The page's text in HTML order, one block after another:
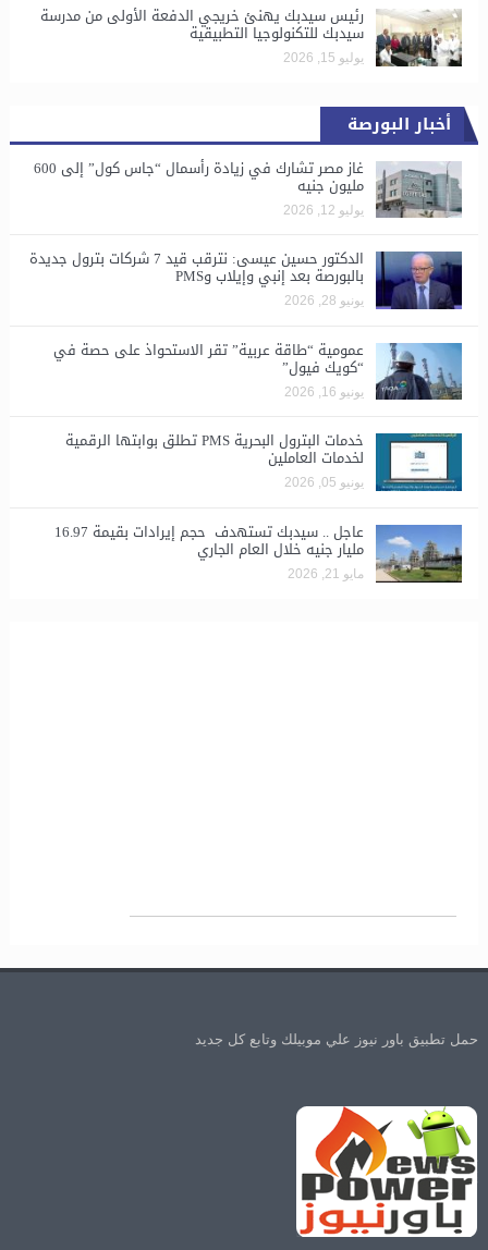
رئيس سيدبك يهنئ خريجي الدفعة الأولى من مدرسة
سيدبك للتكنولوجيا التطبيقية
يوليو 15, 2026
أخبار البورصة
غاز مصر تشارك في زيادة رأسمال “جاس كول” إلى 600
مليون جنيه
يوليو 12, 2026
الدكتور حسين عيسى: نترقب قيد 7 شركات بترول جديدة
بالبورصة بعد إنبي وإيلاب وPMS
يونيو 28, 2026
​عمومية “طاقة عربية” تقر الاستحواذ على حصة في
“كويك فيول”
يونيو 16, 2026
خدمات البترول البحرية PMS تطلق بوابتها الرقمية
لخدمات العاملين
يونيو 05, 2026
عاجل .. سيدبك تستهدف حجم إيرادات بقيمة 16.97
مليار جنيه خلال العام الجاري
مايو 21, 2026
حمل تطبيق باور نيوز علي موبيلك وتابع كل جديد